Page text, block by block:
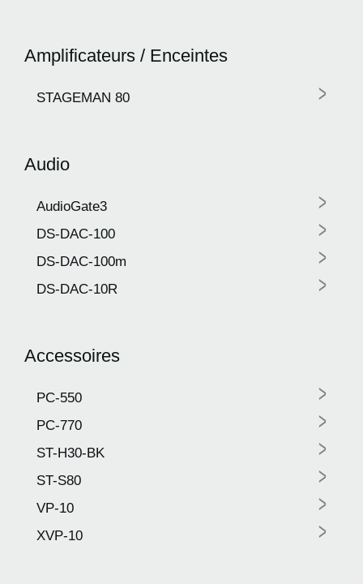
Amplificateurs / Enceintes
STAGEMAN 80 >
Audio
AudioGate3 >
DS-DAC-100 >
DS-DAC-100m >
DS-DAC-10R >
Accessoires
PC-550 >
PC-770 >
ST-H30-BK >
ST-S80 >
VP-10 >
XVP-10 >